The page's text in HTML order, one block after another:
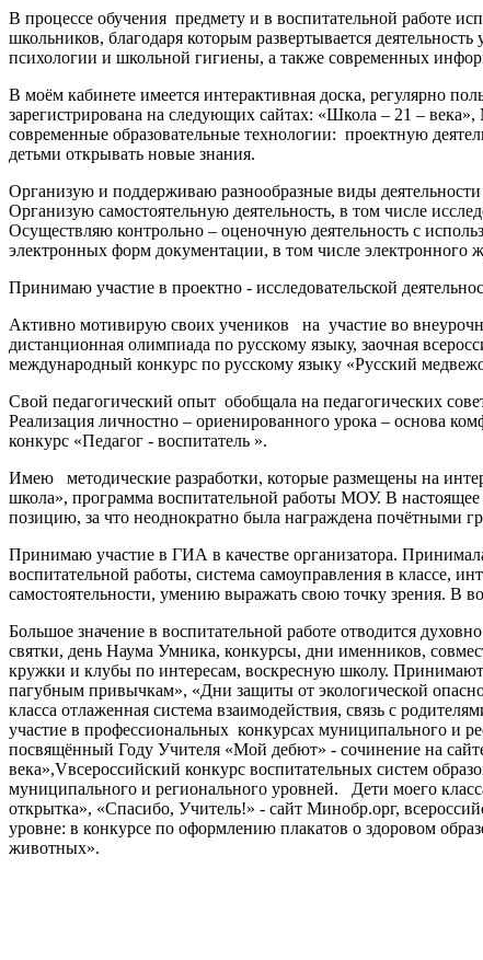
В процессе обучения предмету и в воспитательной работе
школьников, благодаря которым развертывается
психологии и школьной гигиены, а также современных
В моём кабинете имеется интерактивная доска, регулярно
зарегистрирована на следующих сайтах: «Школа – 21 –
современные образовательные технологии: проектную
детьми открывать новые знания.
Организую и поддерживаю разнообразные виды
Организую самостоятельную деятельность, в том числе
Осуществляю контрольно – оценочную деятельность с
электронных форм документации, в том числе электронного
Принимаю участие в проектно - исследовательской
Активно мотивирую своих учеников на участие во
дистанционная олимпиада по русскому языку, заочная
международный конкурс по русскому языку «Русский
Свой педагогический опыт обобщала на педагогических
Реализация личностно – ориенированного урока – основа
конкурс «Педагог - воспитатель ».
Имею методические разработки, которые размещены на
школа», программа воспитательной работы МОУ. В
позицию, за что неоднократно была награждена почётными
Принимаю участие в ГИА в качестве организатора.
воспитательной работы, система самоуправления в классе,
самостоятельности, умению выражать свою точку зрения. В
Большое значение в воспитательной работе отводится
святки, день Наума Умника, конкурсы, дни именников,
кружки и клубы по интересам, воскресную школу.
пагубным привычкам», «Дни защиты от экологической
класса отлаженная система взаимодействия, связь с
участие в профессиональных конкурсах муниципального и
посвящённый Году Учителя «Мой дебют» - сочинение на
века»,Vвсероссийский конкурс воспитательных систем
муниципального и регионального уровней. Дети моего
открытка», «Спасибо, Учитель!» - сайт Минобр.орг,
уровне: в конкурсе по оформлению плакатов о здоровом
животных».